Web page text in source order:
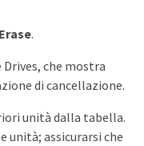
Erase.
che mostra
di cancellazione.
unità dalla tabella.
unità; assicurarsi che